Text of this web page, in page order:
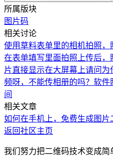
所属版块
图片码
相关讨论
使用草料表单里的相机拍照，
在表单填写里面拍照上传后，
片直接显示在大屏幕上请问为
频呀，不能传相册的吗？ 软件
间
相关文章
如何在手机上，免费生成图片
返回社区主页
我们努力把二维码技术变成